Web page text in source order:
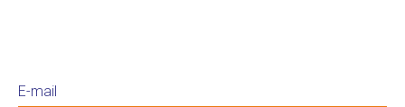
E-mail